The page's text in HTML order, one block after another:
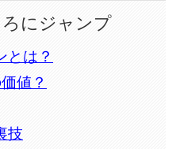
にジャンプ
とは？
値？
技